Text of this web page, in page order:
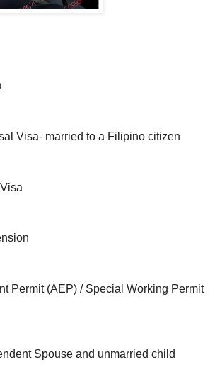
Visa- married to a Filipino citizen
Permit (AEP) / Special Working Permit
Spouse and unmarried child